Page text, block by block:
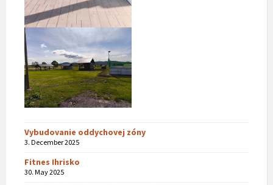
Vybudovanie oddychovej zóny
3. December 2025
Fitnes Ihrisko
30. May 2025